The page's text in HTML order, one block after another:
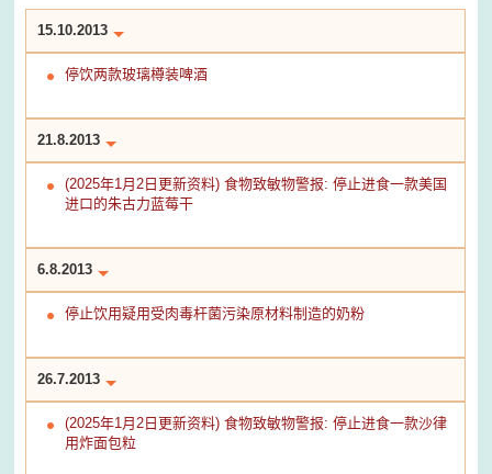
15.10.2013
停饮两款玻璃樽装啤酒
21.8.2013
(2025年1月2日更新资料) 食物致敏物警报: 停止进食一款美国
进口的朱古力蓝莓干
6.8.2013
停止饮用疑用受肉毒杆菌污染原材料制造的奶粉
26.7.2013
(2025年1月2日更新资料) 食物致敏物警报: 停止进食一款沙律
用炸面包粒